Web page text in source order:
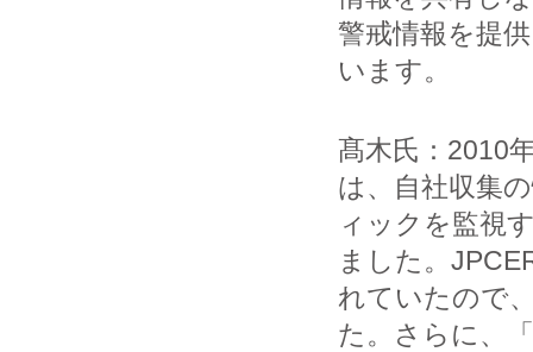
警戒情報を提
います。
髙木氏：2010
は、自社収集
ィックを監視
ました。
れていたので
た。さらに、